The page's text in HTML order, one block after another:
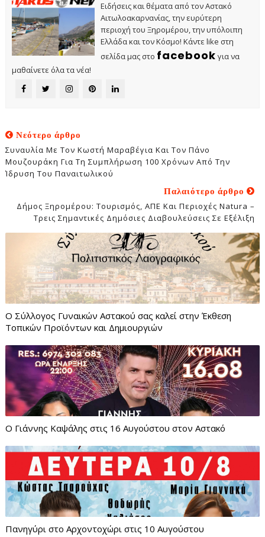
Ειδήσεις και θέματα από τον Αστακό
Αιτωλοακαρνανίας, την ευρύτερη
περιοχή του Ξηρομέρου, την υπόλοιπη
Ελλάδα και τον Κόσμο! Κάντε like στη
σελίδα μας στο facebook για να
μαθαίνετε όλα τα νέα!
Νεότερο άρθρο
Συναυλία Με Τον Κωστή Μαραβέγια Και Τον Πάνο
Μουζουράκη Για Τη Συμπλήρωση 100 Χρόνων Από Την
Ίδρυση Του Παναιτωλικού
Παλαιότερο άρθρο
Δήμος Ξηρομέρου: Τουρισμός, ΑΠΕ Και Περιοχές Natura –
Τρεις Σημαντικές Δημόσιες Διαβουλεύσεις Σε Εξέλιξη
Ο Σύλλογος Γυναικών Αστακού σας καλεί στην Έκθεση
Τοπικών Προϊόντων και Δημιουργιών
Ο Γιάννης Καψάλης στις 16 Αυγούστου στον Αστακό
Πανηγύρι στο Αρχοντοχώρι στις 10 Αυγούστου